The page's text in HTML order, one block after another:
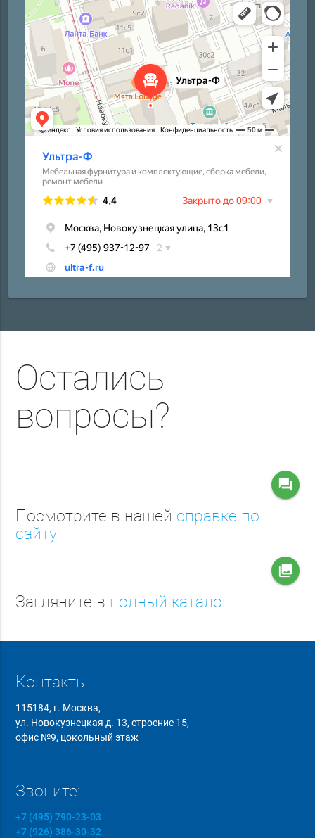
Остались
вопросы?
question_answer
Посмотрите в нашей справке по
сайту
collections
Загляните в полный каталог
Контакты
115184, г. Москва,
ул. Новокузнецкая д. 13, строение 15,
офис №9, цокольный этаж
Звоните:
+7 (495) 790-23-03
+7 (926) 386-30-32